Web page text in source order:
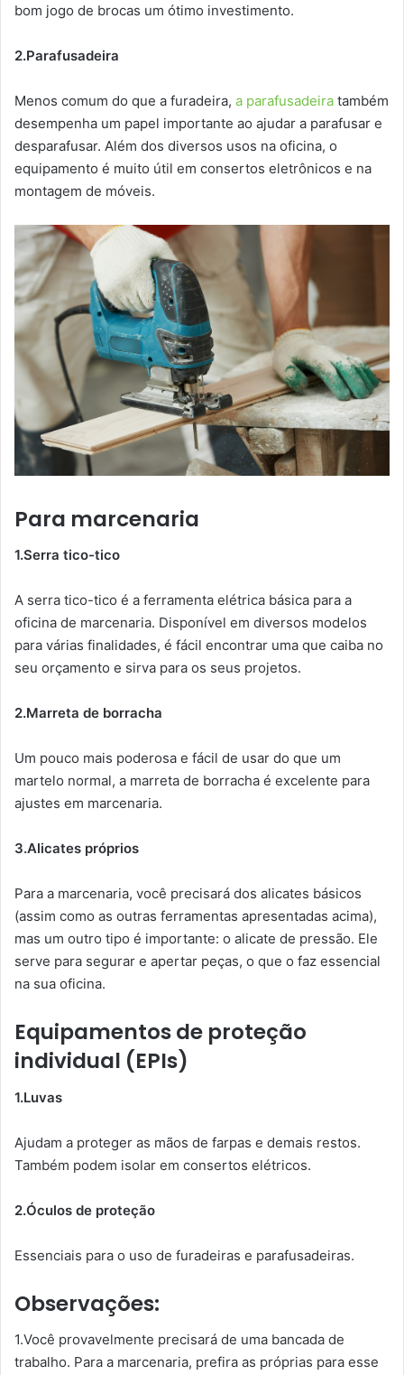
bom jogo de brocas um ótimo investimento.
2.Parafusadeira
Menos comum do que a furadeira, a parafusadeira também
desempenha um papel importante ao ajudar a parafusar e
desparafusar. Além dos diversos usos na oficina, o
equipamento é muito útil em consertos eletrônicos e na
montagem de móveis.
Para marcenaria
1.Serra tico-tico
A serra tico-tico é a ferramenta elétrica básica para a
oficina de marcenaria. Disponível em diversos modelos
para várias finalidades, é fácil encontrar uma que caiba no
seu orçamento e sirva para os seus projetos.
2.Marreta de borracha
Um pouco mais poderosa e fácil de usar do que um
martelo normal, a marreta de borracha é excelente para
ajustes em marcenaria.
3.Alicates próprios
Para a marcenaria, você precisará dos alicates básicos
(assim como as outras ferramentas apresentadas acima),
mas um outro tipo é importante: o alicate de pressão. Ele
serve para segurar e apertar peças, o que o faz essencial
na sua oficina.
Equipamentos de proteção
individual (EPIs)
1.Luvas
Ajudam a proteger as mãos de farpas e demais restos.
Também podem isolar em consertos elétricos.
2.Óculos de proteção
Essenciais para o uso de furadeiras e parafusadeiras.
Observações:
1.Você provavelmente precisará de uma bancada de
trabalho. Para a marcenaria, prefira as próprias para esse